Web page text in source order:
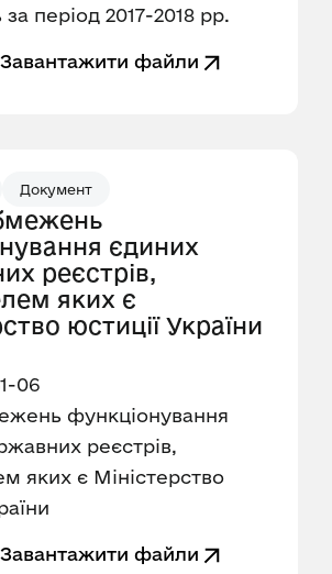
за період 2017-2018 рр.
Завантажити файли
Документ
єдиних
реєстрів,
яких є
юстиції України
06
функціонування
реєстрів,
яких є Міністерство
Завантажити файли